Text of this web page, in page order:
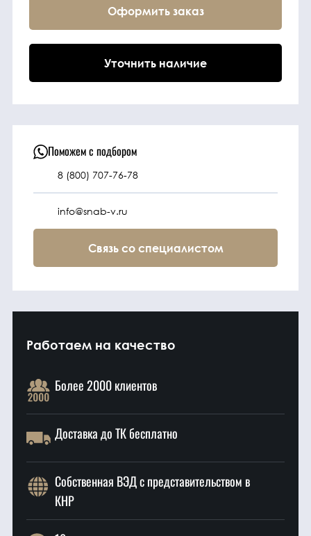
Ходовые части
Электрическая
система
Под заказ
Оформить заказ
Уточнить наличие
Поможем с подбором
8 (800) 707-76-78
info@snab-v.ru
Связь со специалистом
Работаем на качество
Более 2000 клиентов
Доставка до ТК бесплатно
Собственная ВЭД с представительством в
КНР